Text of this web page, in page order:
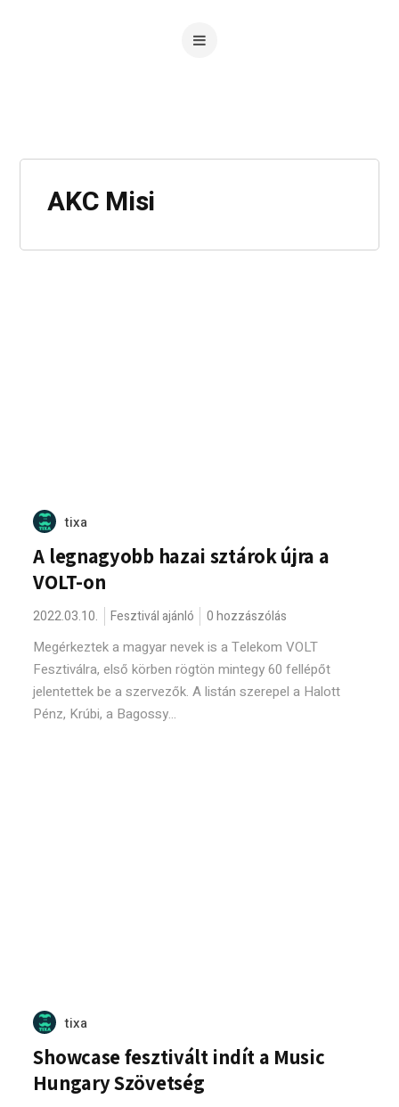
AKC Misi
tixa
A legnagyobb hazai sztárok újra a
VOLT-on
2022.03.10. Fesztivál ajánló 0 hozzászólás
Megérkeztek a magyar nevek is a Telekom VOLT
Fesztiválra, első körben rögtön mintegy 60 fellépőt
jelentettek be a szervezők. A listán szerepel a Halott
Pénz, Krúbi, a Bagossy...
tixa
Showcase fesztivált indít a Music
Hungary Szövetség